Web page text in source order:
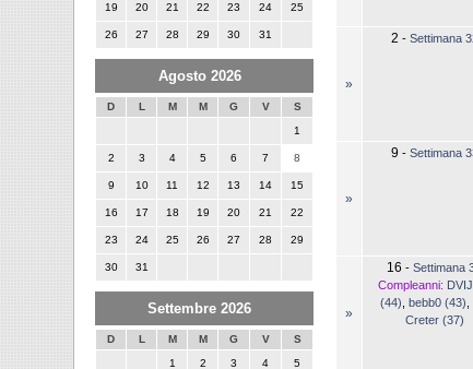
19 20 21 22 23 24 25
26 27 28 29 30 31
Agosto 2026
D L M M G V
S
1
2 3 4 5 6 7 8
9 10 11 12 13 14 15
16 17 18 19 20 21 22
23 24 25 26 27 28 29
30 31
Settembre 2026
D L M M G V
S
1
2 3 4 5
»
2 - Settimana
»
9 - Settimana
»
16 -Settimana
Compleanni:
(44) bebb0 (43)
Creter (37)